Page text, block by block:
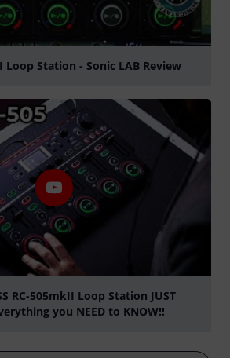
Loop Station - Sonic LAB Review
RC-505mkII Loop Station JUST
you NEED to KNOW!!